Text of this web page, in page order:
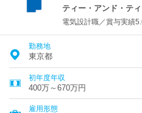
ティー・アンド・テ
電気設計職／賞与実績
勤務地
東京都
初年度年収
400万～670万円
雇用形態